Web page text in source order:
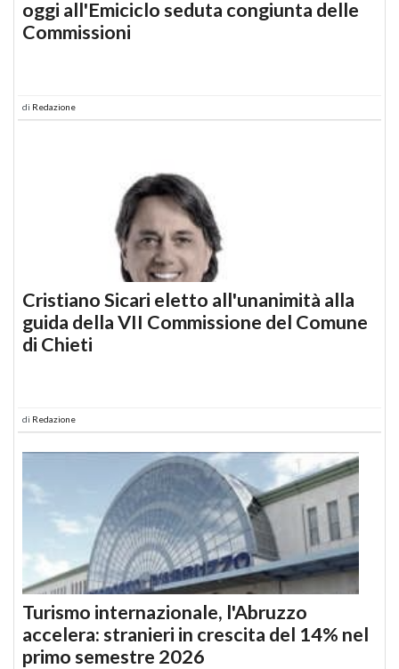
oggi all'Emiciclo seduta congiunta delle
Commissioni
di Redazione
Cristiano Sicari eletto all'unanimità alla
guida della VII Commissione del Comune
di Chieti
di Redazione
Turismo internazionale, l'Abruzzo
accelera: stranieri in crescita del 14% nel
primo semestre 2026